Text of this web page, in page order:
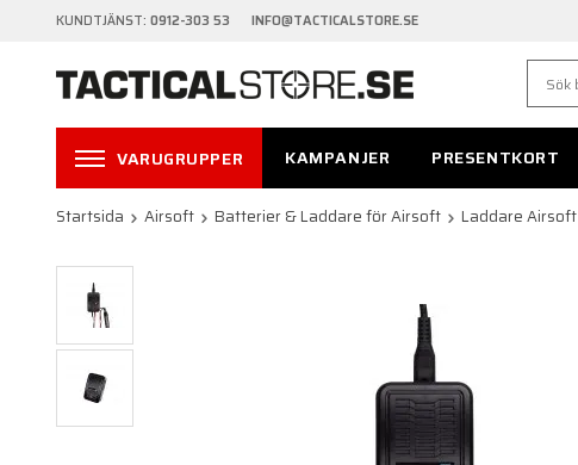
KUNDTJÄNST: 0912-303 53 INFO@TACTICALSTORE.SE
VARUGRUPPER KAMPANJER PRESENTKORT
Startsida Airsoft Batterier & Laddare för Airsoft Laddare Airsoft